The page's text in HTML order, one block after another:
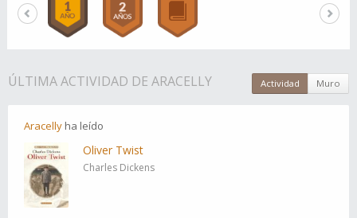
Actividad Muro
ÚLTIMA ACTIVIDAD DE ARACELLY
Aracelly ha leído
Oliver Twist
Charles Dickens